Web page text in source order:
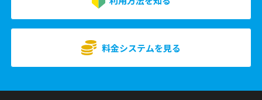
料金システムを見る